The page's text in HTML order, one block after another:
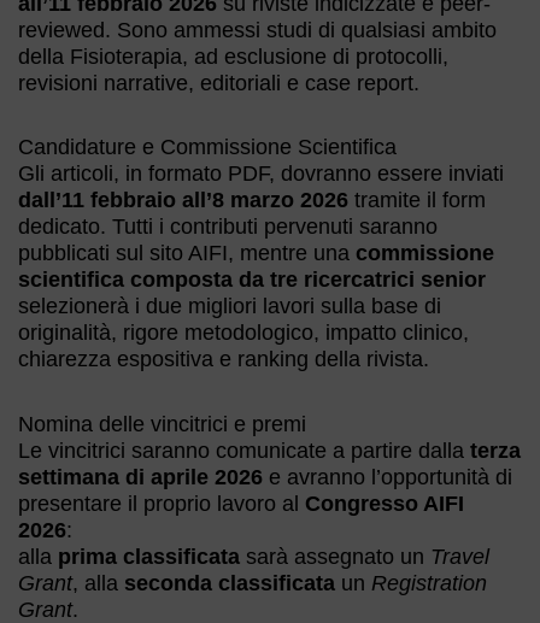
reviewed. Sono ammessi studi di qualsiasi ambito
della Fisioterapia, ad esclusione di protocolli,
revisioni narrative, editoriali e case report.
Candidature e Commissione Scientifica
Gli articoli, in formato PDF, dovranno essere inviati
dall’11 febbraio all’8 marzo 2026 tramite il form
dedicato. Tutti i contributi pervenuti saranno
pubblicati sul sito AIFI, mentre una commissione
scientifica composta da tre ricercatrici senior
selezionerà i due migliori lavori sulla base di
originalità, rigore metodologico, impatto clinico,
chiarezza espositiva e ranking della rivista.
Nomina delle vincitrici e premi
Le vincitrici saranno comunicate a partire dalla terza
settimana di aprile 2026 e avranno l’opportunità di
presentare il proprio lavoro al Congresso AIFI
2026:
alla prima classificata sarà assegnato un Travel
Grant, alla seconda classificata un Registration
Grant.